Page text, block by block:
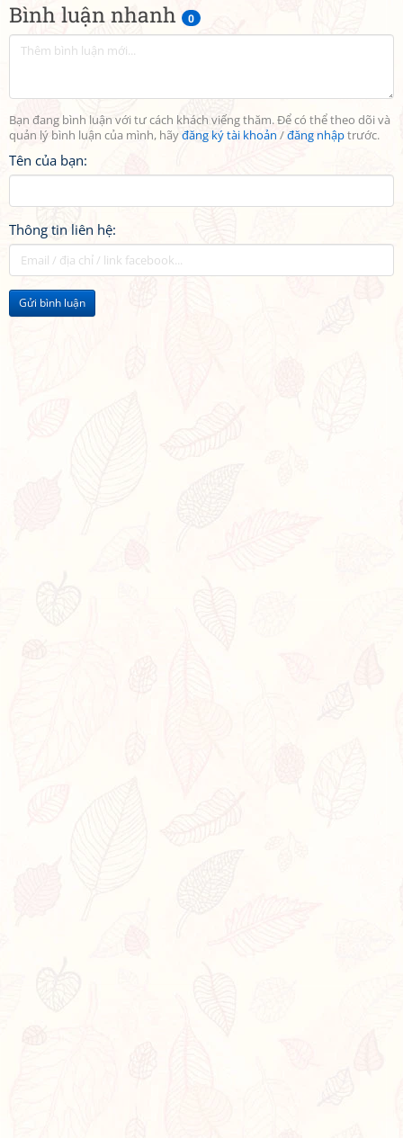
Bình luận nhanh 0
Bạn đang bình luận với tư cách khách viếng thăm. Để có thể theo dõi và
quản lý bình luận của mình, hãyđăng ký tài khoản /đăng nhậptrước.
Tên của bạn:
Thông tin liên hệ:
Gửi bình luận